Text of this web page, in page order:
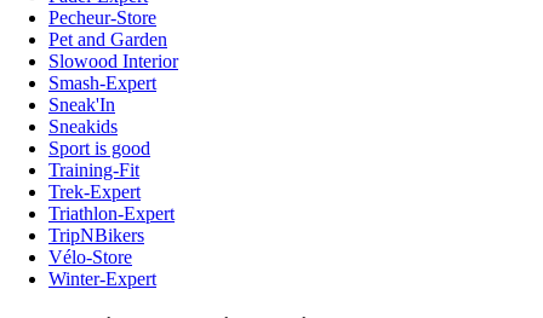
Pecheur-Store
Pet and Garden
Slowood Interior
Smash-Expert
Sneak'In
Sneakids
Sport is good
Training-Fit
Trek-Expert
Triathlon-Expert
TripNBikers
Vélo-Store
Winter-Expert